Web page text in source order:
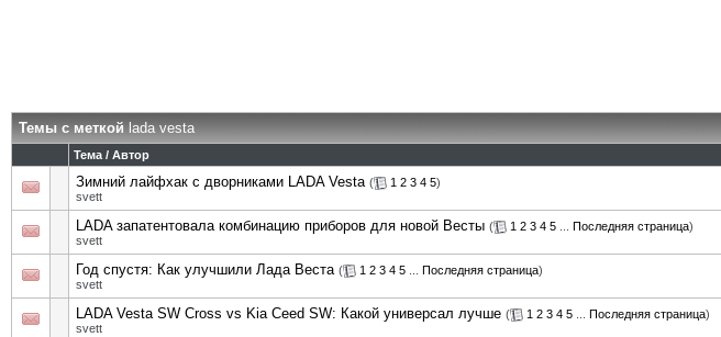
Темы с меткой lada vesta
Тема / Автор
Зимний лайфхак с дворниками LADA Vesta ( 1 2 3 4 5)
svett
LADA запатентовала комбинацию приборов для новой Весты ( 1 2 3 4 5 Последняя страница)
svett
Год спустя: Как улучшили Лада Веста ( 1 2 3 4 5 Последняя страница)
svett
LADA Vesta SW Cross vs Kia Ceed SW: Какой универсал лучше ( 1 2 3 4 5 Последняя страница)
svett